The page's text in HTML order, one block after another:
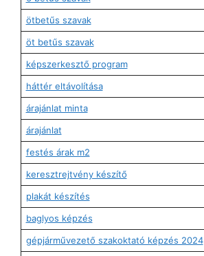
ötbetűs szavak
öt betűs szavak
képszerkesztő program
háttér eltávolítása
árajánlat minta
árajánlat
festés árak m2
keresztrejtvény készítő
plakát készítés
baglyos képzés
gépjárművezető szakoktató képzés 2024